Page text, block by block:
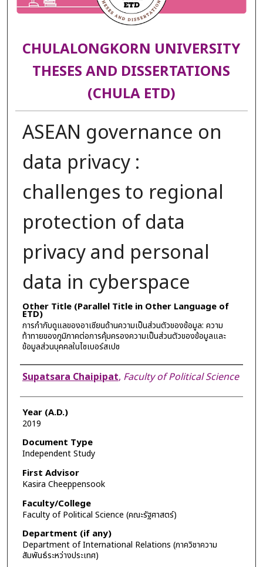
CHULALONGKORN UNIVERSITY
THESES AND DISSERTATIONS
(CHULA ETD)
ASEAN governance on
data privacy :
challenges to regional
protection of data
privacy and personal
data in cyberspace
Other Title (Parallel Title in Other Language of
ETD)
การกำกับดูแลของอาเซียนด้านความเป็นส่วนตัวของข้อมูล: ความ
ท้าทายของภูมิภาคต่อการคุ้มครองความเป็นส่วนตัวของข้อมูลและ
ข้อมูลส่วนบุคคลในไซเบอร์สเปซ
Author
Supatsara Chaipipat, Faculty of Political Science
Year (A.D.)
2019
Document Type
Independent Study
First Advisor
Kasira Cheeppensook
Faculty/College
Faculty of Political Science (คณะรัฐศาสตร์)
Department (if any)
Department of International Relations (ภาควิชาความ
สัมพันธ์ระหว่างประเทศ)